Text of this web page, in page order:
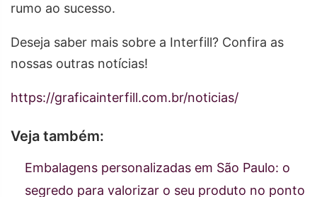
rumo ao sucesso.
Deseja saber mais sobre a Interfill? Confira as
nossas outras notícias!
https://graficainterfill.com.br/noticias/
Veja também:
Embalagens personalizadas em São Paulo: o
segredo para valorizar o seu produto no ponto